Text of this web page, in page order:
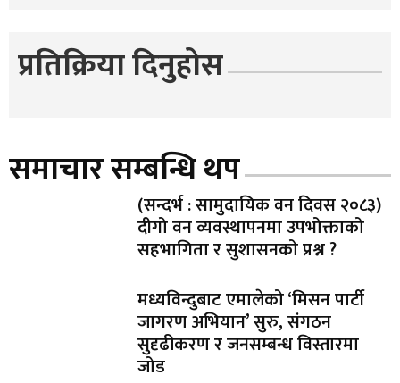
प्रतिक्रिया दिनुहोस
समाचार सम्बन्धि थप
(सन्दर्भ : सामुदायिक वन दिवस २०८३)
दीगो वन व्यवस्थापनमा उपभोक्ताको
सहभागिता र सुशासनको प्रश्न ?
मध्यविन्दुबाट एमालेको ‘मिसन पार्टी
जागरण अभियान’ सुरु, संगठन
सुदृढीकरण र जनसम्बन्ध विस्तारमा
जोड